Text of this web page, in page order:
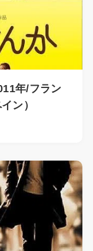
年/フラン
ン）